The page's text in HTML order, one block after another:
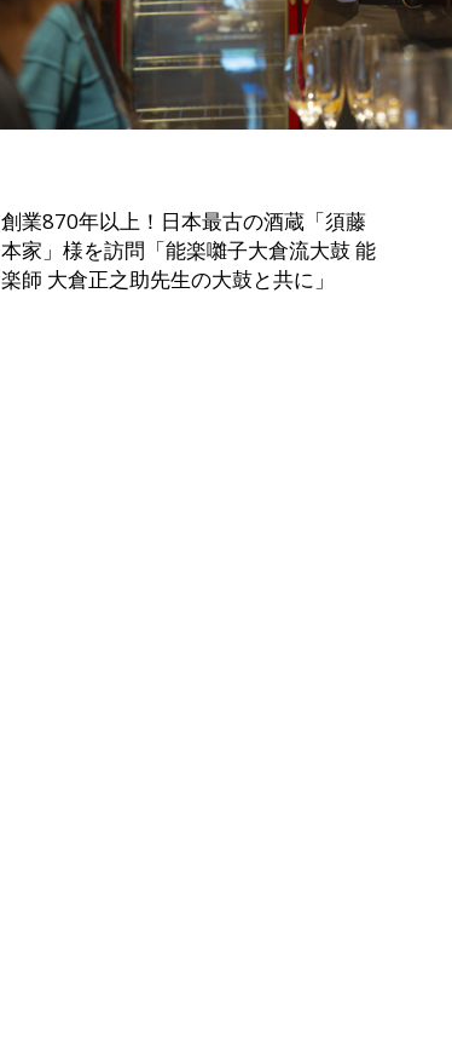
創業870年以上！日本最古の酒蔵「須藤
本家」様を訪問「能楽囃子大倉流大鼓 能
楽師 大倉正之助先生の大鼓と共に」